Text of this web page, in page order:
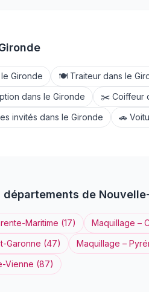
Gironde 🍽️ Traiteur dans le
dans le Gironde ✂️ Coiffeur
invités dans le Gironde 🚗
de
Maritime (17) Maquillage –
Garonne (47) Maquillage –
Vienne (87)